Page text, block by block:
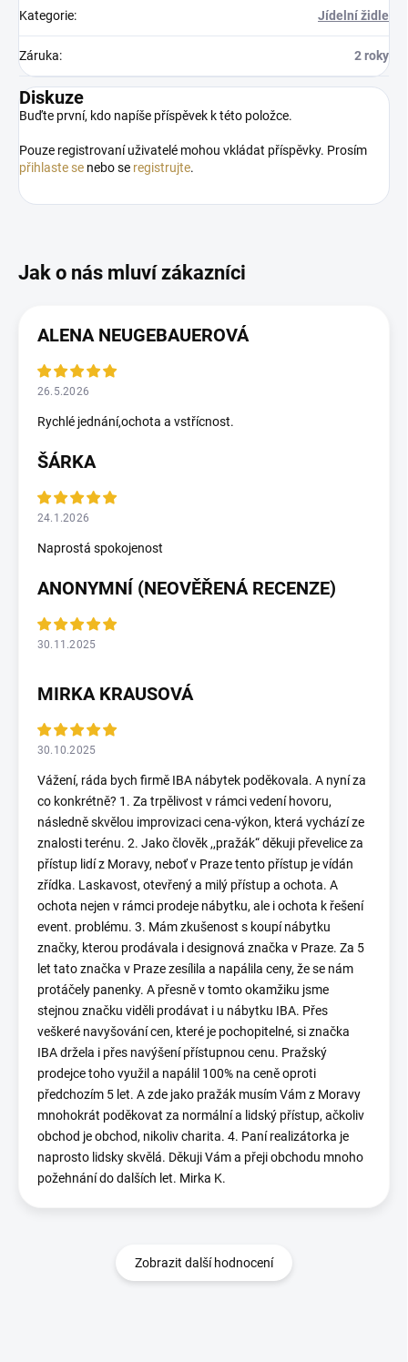
Kategorie: Jídelní židle
Záruka: 2 roky
Diskuze
Buďte první, kdo napíše příspěvek k této položce.
Pouze registrovaní uživatelé mohou vkládat příspěvky. Prosím
přihlaste se nebo se registrujte.
ALENA NEUGEBAUEROVÁ
26.5.2026
Rychlé jednání,ochota a vstřícnost.
ŠÁRKA
24.1.2026
Naprostá spokojenost
ANONYMNÍ (NEOVĚŘENÁ RECENZE)
30.11.2025
MIRKA KRAUSOVÁ
30.10.2025
Vážení, ráda bych firmě IBA nábytek poděkovala. A nyní za
co konkrétně? 1. Za trpělivost v rámci vedení hovoru,
následně skvělou improvizaci cena-výkon, která vychází ze
znalosti terénu. 2. Jako člověk ,,pražák“ děkuji převelice za
přístup lidí z Moravy, neboť v Praze tento přístup je vídán
zřídka. Laskavost, otevřený a milý přístup a ochota. A
ochota nejen v rámci prodeje nábytku, ale i ochota k řešení
event. problému. 3. Mám zkušenost s koupí nábytku
značky, kterou prodávala i designová značka v Praze. Za 5
let tato značka v Praze zesílila a napálila ceny, že se nám
protáčely panenky. A přesně v tomto okamžiku jsme
stejnou značku viděli prodávat i u nábytku IBA. Přes
veškeré navyšování cen, které je pochopitelné, si značka
IBA držela i přes navýšení přístupnou cenu. Pražský
prodejce toho využil a napálil 100% na ceně oproti
předchozím 5 let. A zde jako pražák musím Vám z Moravy
mnohokrát poděkovat za normální a lidský přístup, ačkoliv
obchod je obchod, nikoliv charita. 4. Paní realizátorka je
naprosto lidsky skvělá. Děkuji Vám a přeji obchodu mnoho
požehnání do dalších let. Mirka K.
Zobrazit další hodnocení